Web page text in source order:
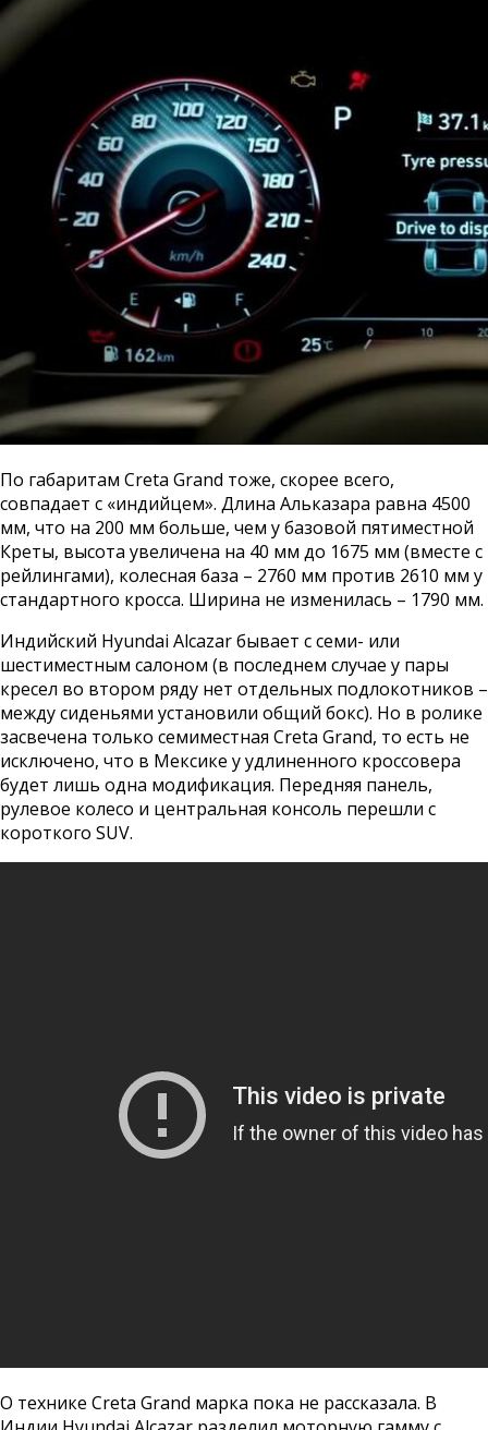
По габаритам Creta Grand тоже, скорее всего,
совпадает с «индийцем». Длина Альказара равна 4500
мм, что на 200 мм больше, чем у базовой пятиместной
Креты, высота увеличена на 40 мм до 1675 мм (вместе с
рейлингами), колесная база – 2760 мм против 2610 мм у
стандартного кросса. Ширина не изменилась – 1790 мм.
Индийский Hyundai Alcazar бывает с семи- или
шестиместным салоном (в последнем случае у пары
кресел во втором ряду нет отдельных подлокотников –
между сиденьями установили общий бокс). Но в ролике
засвечена только семиместная Creta Grand, то есть не
исключено, что в Мексике у удлиненного кроссовера
будет лишь одна модификация. Передняя панель,
рулевое колесо и центральная консоль перешли с
короткого SUV.
О технике Creta Grand марка пока не рассказала. В